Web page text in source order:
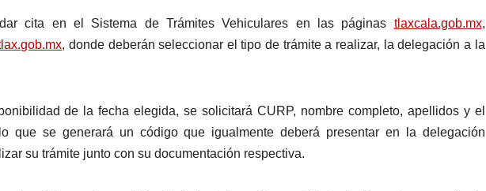
cita en el Sistema de Trámites Vehiculares en las páginas tlaxcala.gob.mx,
, donde deberán seleccionar el tipo de trámite a realizar, la delegación a la
de la fecha elegida, se solicitará CURP, nombre completo, apellidos y el
que se generará un código que igualmente deberá presentar en la delegación
su trámite junto con su documentación respectiva.